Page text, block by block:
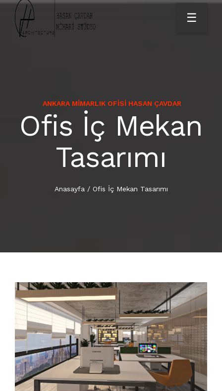
☰
ANASAYFA
KURUMSAL
HAKKIMIZDA
DIŞ CEPHE TASARIMI
İÇ MEKAN TASARIMI
RUHSAT PROJE
İLETIŞIM
ANKARA MIMARLIK OFISI HASAN ÇAVDAR
Ofis İç Mekan
Tasarımı
Anasayfa / Ofis İç Mekan Tasarımı